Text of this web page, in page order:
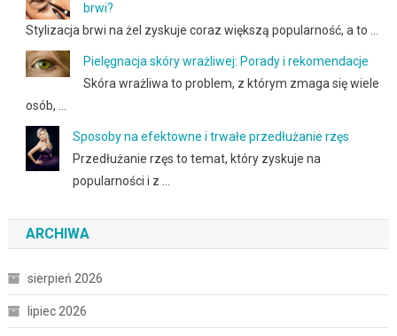
brwi?
Stylizacja brwi na żel zyskuje coraz większą popularność, a to …
Pielęgnacja skóry wrażliwej: Porady i rekomendacje
Skóra wrażliwa to problem, z którym zmaga się wiele
osób, …
Sposoby na efektowne i trwałe przedłużanie rzęs
Przedłużanie rzęs to temat, który zyskuje na
popularności i z …
ARCHIWA
sierpień 2026
lipiec 2026